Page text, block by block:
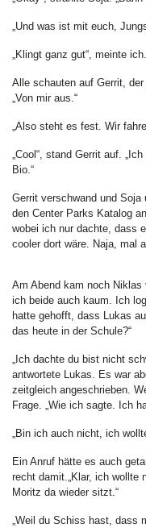
„Und was ist mit euch,
„Klingt ganz gut“, meinte ich.
Alle schauten auf Gerrit,
„Von mir aus.“
„Also steht es fest. Wir
„Cool“, stand Gerrit auf.
Bio.“
Gerrit verschwand und
den Center Parks Katalog
wobei ich nur dachte, dass
cooler dort wäre. Naja, mal
Am Abend kam noch
ich beide auch kaum. Ich
hatte gehofft, dass Lukas
das heute in der Schule?“
„Ich dachte du bist nicht
antwortete Lukas. Es war
zeitgleich angeschrieben.
Frage. „Wie ich sagte. Ich
„Bin ich auch nicht, ich
Ein Anruf hätte es auch
recht damit.„Klar, ich wollte
Moritz da wieder sitzt.“
„Weil du Schiss hast, dass